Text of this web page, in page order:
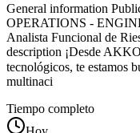
General information
OPERATIONS -
Analista Funcional de
description ¡Desde
tecnológicos, te estamos
multinaci
Tiempo completo